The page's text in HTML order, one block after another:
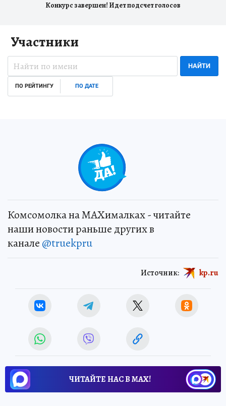
Конкурс завершен! Идет подсчет голосов
Участники
НАЙТИ
ПО РЕЙТИНГУ ПО ДАТЕ
Комсомолка на MAXималках - читайте
наши новости раньше других в
канале @truekpru
Источник: kp.ru
ЧИТАЙТЕ НАС В МАХ!